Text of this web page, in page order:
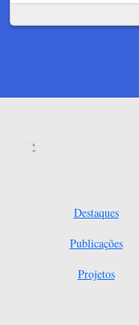
Destaques
Publicações
Projetos